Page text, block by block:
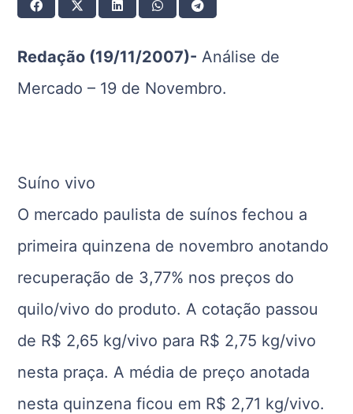
Redação (19/11/2007)- Análise de
Mercado – 19 de Novembro.
Suíno vivo
O mercado paulista de suínos fechou a
primeira quinzena de novembro anotando
recuperação de 3,77% nos preços do
quilo/vivo do produto. A cotação passou
de R$ 2,65 kg/vivo para R$ 2,75 kg/vivo
nesta praça. A média de preço anotada
nesta quinzena ficou em R$ 2,71 kg/vivo.